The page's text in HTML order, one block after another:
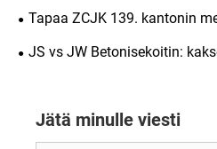
lastausstandardeilla
Tapaa ZCJK 139. kantonin
kestävän tiilenvalmistuksen
JS vs JW Betonisekoitin:
Jätä minulle viesti